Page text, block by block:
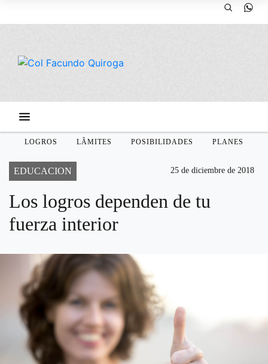
LOGROS LÃ­MITES POSIBILIDADES PLANES
EDUCACION 25 de diciembre de 2018
Los logros dependen de tu
fuerza interior